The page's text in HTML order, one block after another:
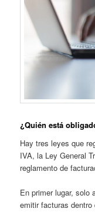
¿Quién está
Hay tres leyes que
IVA, la Ley General
reglamento de
En primer lugar, solo
emitir facturas